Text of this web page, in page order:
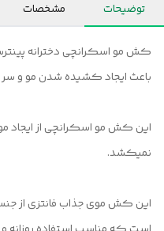
توضیحات مشخصات
کش مو اسکرانچی دخترانه
باعث ایجاد کشیده شدن مو و سر
این کش مو اسکرانچی از ایجاد
نمیکشد.
این کش موی جذاب فانتزی از